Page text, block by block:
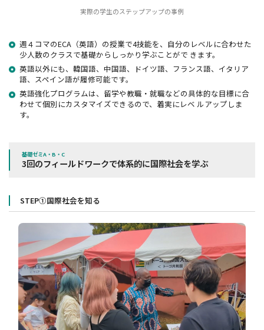
実際の学生のステップアップの事例
週４コマのECA（英語）の授業で4技能を、自分のレベルに合わせた
少人数のクラスで基礎からしっかり学ぶことがで きます。
英語以外にも、韓国語、中国語、ドイツ語、フランス語、イタリア
語、スペイン語が履修可能です。
英語強化プログラムは、留学や教職・就職などの具体的な目標に合
わせて個別にカスタマイズできるので、着実にレベ ルアップしま
す。
基礎ゼミA・B・C
3回のフィールドワークで体系的に国際社会を学ぶ
STEP①国際社会を知る